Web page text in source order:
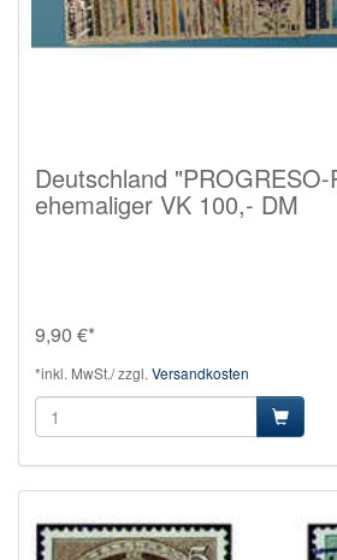
Deutschland "PROGRESO-
ehemaliger VK 100,- DM
9,90 €*
*inkl. MwSt./ zzgl. Versandkosten